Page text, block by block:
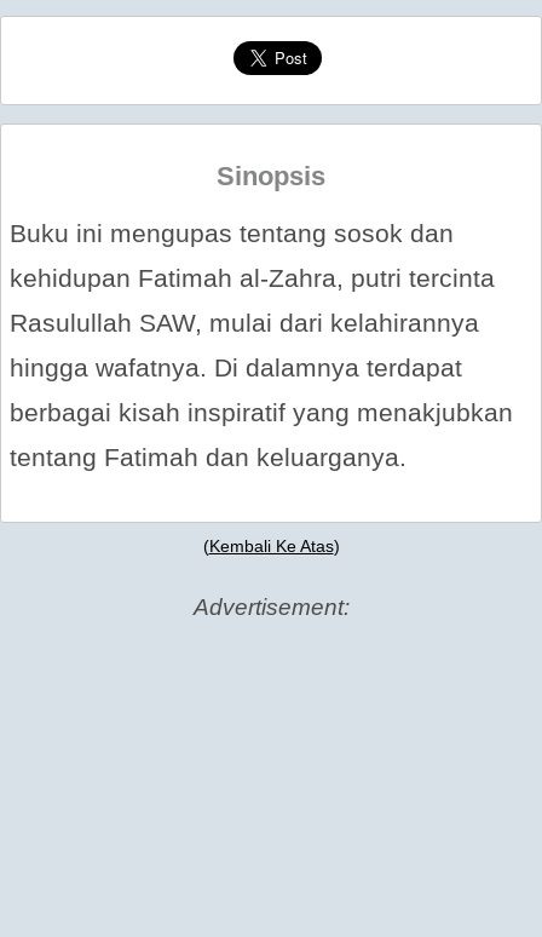
Sinopsis
Buku ini mengupas tentang sosok dan
kehidupan Fatimah al-Zahra, putri tercinta
Rasulullah SAW, mulai dari kelahirannya
hingga wafatnya. Di dalamnya terdapat
berbagai kisah inspiratif yang menakjubkan
tentang Fatimah dan keluarganya.
(Kembali Ke Atas)
Advertisement: